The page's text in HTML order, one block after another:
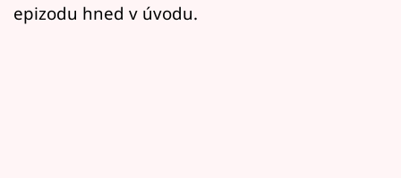
epizodu hned v úvodu.